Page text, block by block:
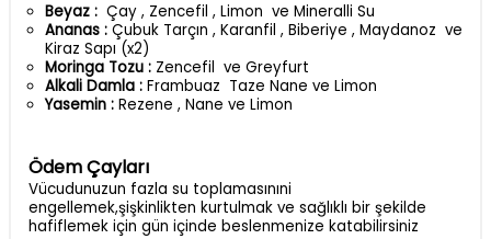
Beyaz : Çay , Zencefil , Limon ve Mineralli Su
Ananas : Çubuk Tarçın , Karanfil , Biberiye , Maydanoz ve
Kiraz Sapı (x2)
Moringa Tozu : Zencefil ve Greyfurt
Alkali Damla : Frambuaz Taze Nane ve Limon
Yasemin : Rezene , Nane ve Limon
Ödem Çayları
Vücudunuzun fazla su toplamasınıni
engellemek,şişkinlikten kurtulmak ve sağlıklı bir şekilde
hafiflemek için gün içinde beslenmenize katabilirsiniz